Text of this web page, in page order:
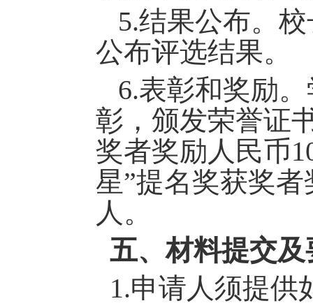
5.结果公布。
公布评选结果。
6.表彰和奖励。
彰，颁发荣誉证
奖者奖励人民币
星”提名奖获奖
人。
五、材料提交及
1.申请人须提供